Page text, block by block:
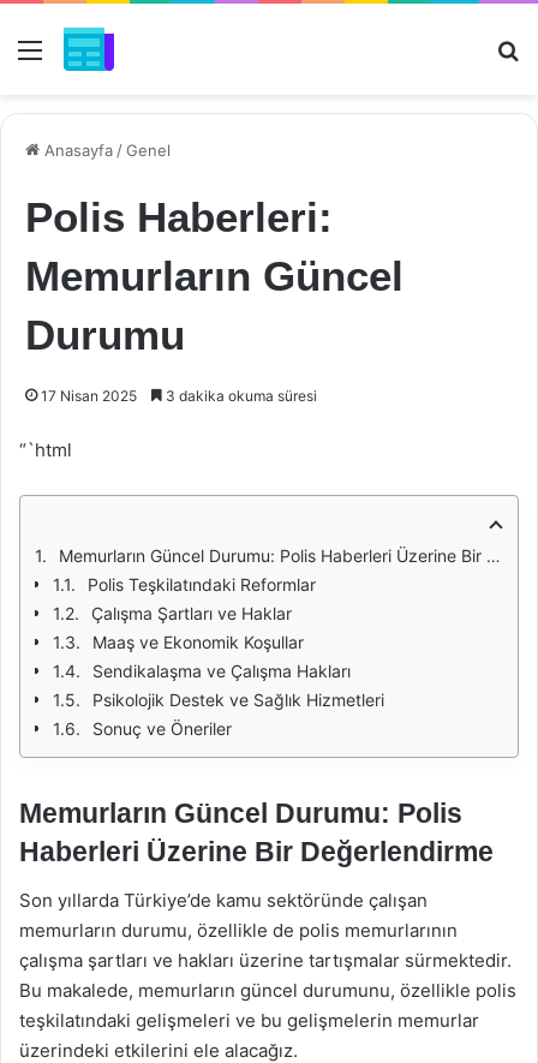
Menü
Anasayfa /Genel
Polis Haberleri:
Memurların Güncel
Durumu
17 Nisan 2025 3 dakika okuma süresi
“`html
Memurların Güncel Durumu: Polis Haberleri Üzerine Bir Değerlendirme
Polis Teşkilatındaki Reformlar
Çalışma Şartları ve Haklar
Maaş ve Ekonomik Koşullar
Sendikalaşma ve Çalışma Hakları
Psikolojik Destek ve Sağlık Hizmetleri
Sonuç ve Öneriler
Memurların Güncel Durumu: Polis
Haberleri Üzerine Bir Değerlendirme
Son yıllarda Türkiye’de kamu sektöründe çalışan
memurların durumu, özellikle de polis memurlarının
çalışma şartları ve hakları üzerine tartışmalar sürmektedir.
Bu makalede, memurların güncel durumunu, özellikle polis
teşkilatındaki gelişmeleri ve bu gelişmelerin memurlar
üzerindeki etkilerini ele alacağız.